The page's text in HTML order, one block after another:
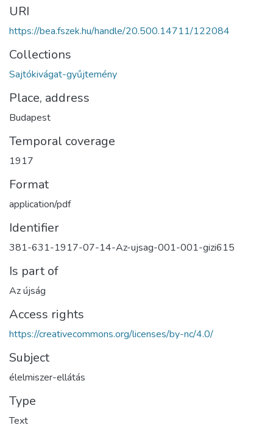
URI
https://bea.fszek.hu/handle/20.500.14711/122084
Collections
Sajtókivágat-gyűjtemény
Place, address
Budapest
Temporal coverage
1917
Format
application/pdf
Identifier
381-631-1917-07-14-Az-ujsag-001-001-gizi615
Is part of
Az újság
Access rights
https://creativecommons.org/licenses/by-nc/4.0/
Subject
élelmiszer-ellátás
Type
Text